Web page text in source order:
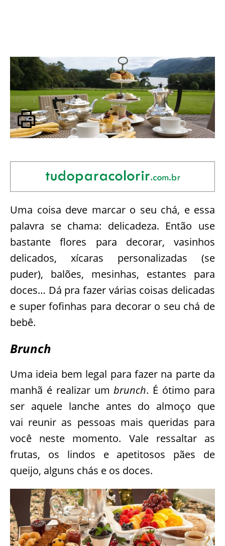
Uma coisa deve marcar o seu chá, e essa
palavra se chama: delicadeza. Então use
bastante flores para decorar, vasinhos
delicados, xícaras personalizadas (se
puder), balões, mesinhas, estantes para
doces… Dá pra fazer várias coisas delicadas
e super fofinhas para decorar o seu chá de
bebê.
Brunch
Uma ideia bem legal para fazer na parte da
manhã é realizar umbrunch. É ótimo para
ser aquele lanche antes do almoço que
vai reunir as pessoas mais queridas para
você neste momento. Vale ressaltar as
frutas, os lindos e apetitosos pães de
queijo, alguns chás e os doces.